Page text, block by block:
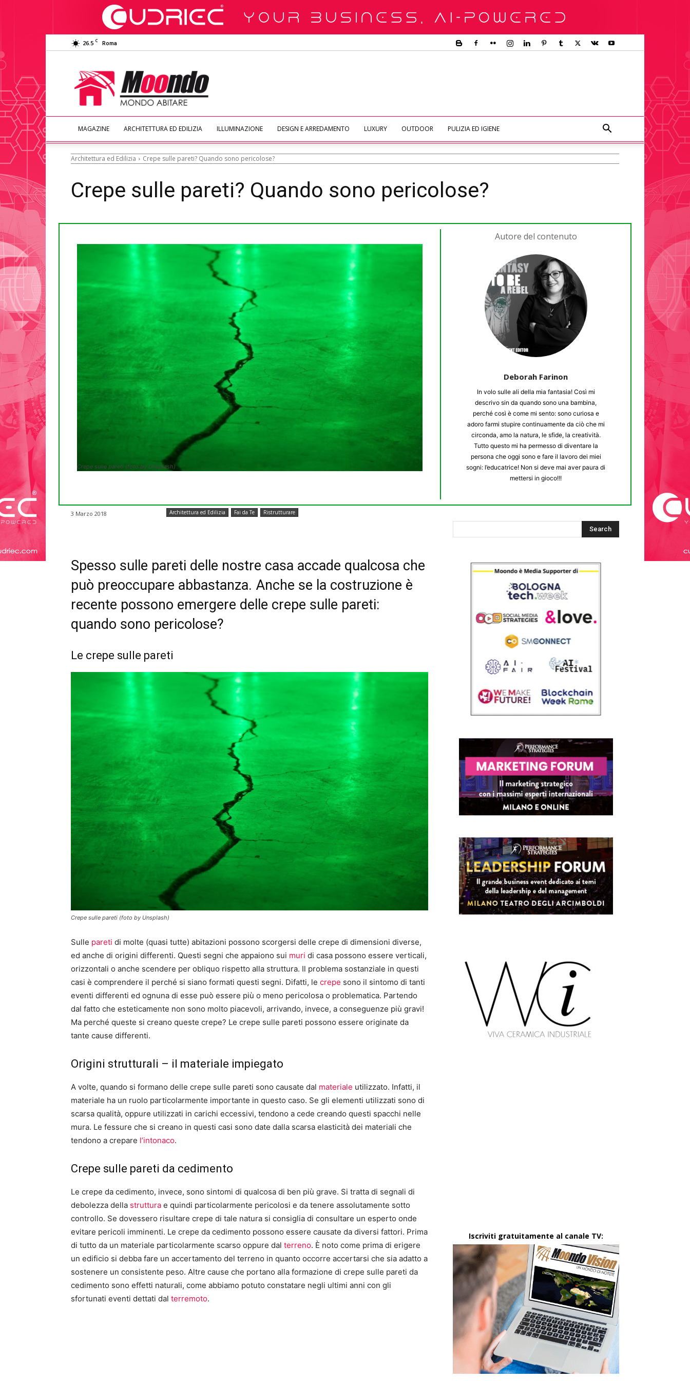
26.5 C Roma
Moondo
Abitare
MAGAZINE ARCHITETTURA ED EDILIZIA ILLUMINAZIONE DESIGN E ARREDAMENTO LUXURY OUTDOOR PULIZIA ED IGIENE
Architettura ed Edilizia Crepe sulle pareti? Quando sono pericolose?
Crepe sulle pareti? Quando sono pericolose?
Crepe sulle pareti (foto by Unsplash)
Autore del contenuto
Deborah Farinon
In volo sulle ali della mia fantasia! Così mi
descrivo sin da quando sono una bambina,
perché così è come mi sento: sono curiosa e
adoro farmi stupire continuamente da ciò che mi
circonda, amo la natura, le sfide, la creatività.
Tutto questo mi ha permesso di diventare la
persona che oggi sono e fare il lavoro dei miei
sogni: l’educatrice! Non si deve mai aver paura di
mettersi in gioco!!!
3 Marzo 2018 Architettura ed Edilizia Fai da Te Ristrutturare
Spesso sulle pareti delle nostre casa accade qualcosa che
può preoccupare abbastanza. Anche se la costruzione è
recente possono emergere delle crepe sulle pareti:
quando sono pericolose?
Le crepe sulle pareti
Crepe sulle pareti (foto by Unsplash)
Sulle pareti di molte (quasi tutte) abitazioni possono scorgersi delle crepe di dimensioni diverse,
ed anche di origini differenti. Questi segni che appaiono sui muri di casa possono essere verticali,
orizzontali o anche scendere per obliquo rispetto alla struttura. Il problema sostanziale in questi
casi è comprendere il perché si siano formati questi segni. Difatti, le crepe sono il sintomo di tanti
eventi differenti ed ognuna di esse può essere più o meno pericolosa o problematica. Partendo
dal fatto che esteticamente non sono molto piacevoli, arrivando, invece, a conseguenze più gravi!
Ma perché queste si creano queste crepe? Le crepe sulle pareti possono essere originate da
tante cause differenti.
Origini strutturali – il materiale impiegato
A volte, quando si formano delle crepe sulle pareti sono causate dal materiale utilizzato. Infatti, il
materiale ha un ruolo particolarmente importante in questo caso. Se gli elementi utilizzati sono di
scarsa qualità, oppure utilizzati in carichi eccessivi, tendono a cede creando questi spacchi nelle
mura. Le fessure che si creano in questi casi sono date dalla scarsa elasticità dei materiali che
tendono a crepare l’intonaco.
Crepe sulle pareti da cedimento
Le crepe da cedimento, invece, sono sintomi di qualcosa di ben più grave. Si tratta di segnali di
debolezza della struttura e quindi particolarmente pericolosi e da tenere assolutamente sotto
controllo. Se dovessero risultare crepe di tale natura si consiglia di consultare un esperto onde
evitare pericoli imminenti. Le crepe da cedimento possono essere causate da diversi fattori. Prima
di tutto da un materiale particolarmente scarso oppure dal terreno. È noto come prima di erigere
un edificio si debba fare un accertamento del terreno in quanto occorre accertarsi che sia adatto a
sostenere un consistente peso. Altre cause che portano alla formazione di crepe sulle pareti da
cedimento sono effetti naturali, come abbiamo potuto constatare negli ultimi anni con gli
sfortunati eventi dettati dal terremoto.
Iscriviti gratuitamente al canale TV: